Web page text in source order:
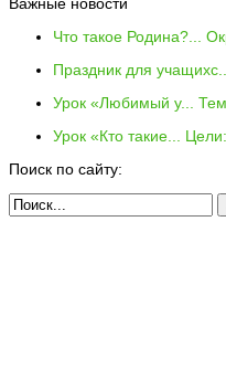
Что такое Родина?...
Праздник для учащихс...
Урок «Любимый у...
Урок «Кто такие...
Поиск по сайту: